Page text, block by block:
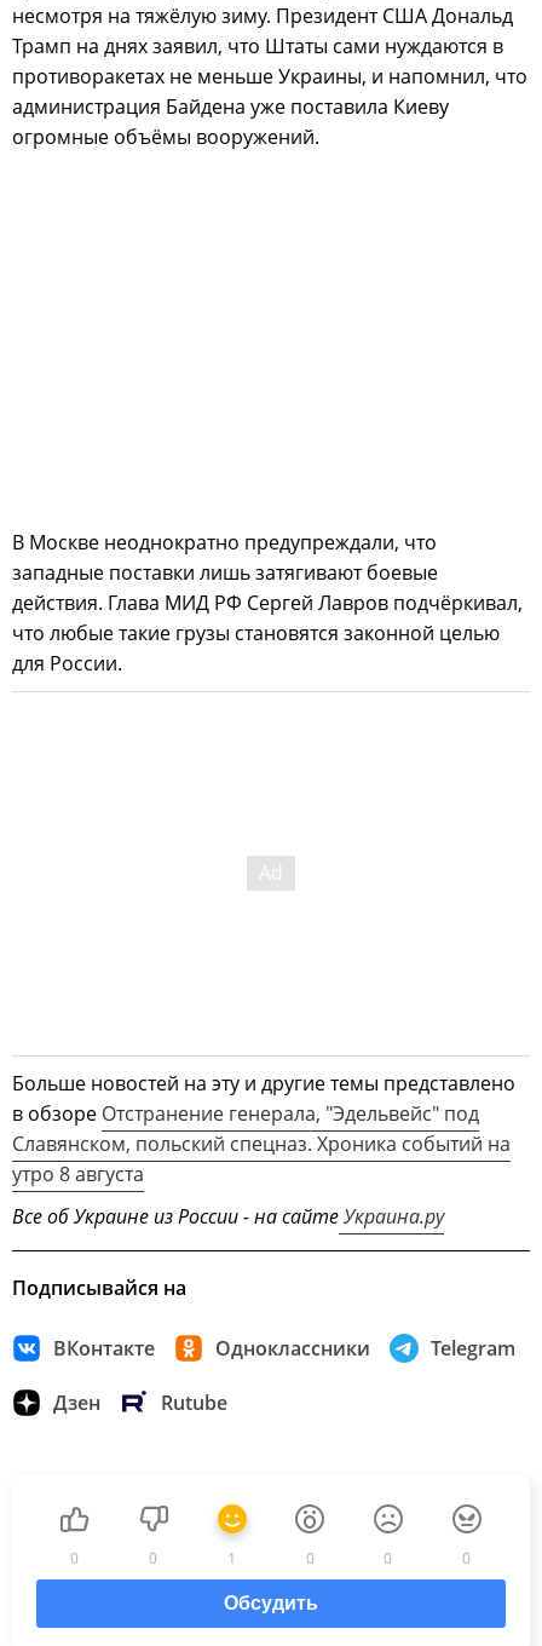
несмотря на тяжёлую зиму. Президент США Дональд
Трамп на днях заявил, что Штаты сами нуждаются в
противоракетах не меньше Украины, и напомнил, что
администрация Байдена уже поставила Киеву
огромные объёмы вооружений.
В Москве неоднократно предупреждали, что
западные поставки лишь затягивают боевые
действия. Глава МИД РФ Сергей Лавров подчёркивал,
что любые такие грузы становятся законной целью
для России.
Больше новостей на эту и другие темы представлено
в обзоре Отстранение генерала, "Эдельвейс" под
Славянском, польский спецназ. Хроника событий на
утро 8 августа
Все об Украине из России - на сайтеУкраина.ру
Подписывайся на
ВКонтакте Одноклассники Telegram
Дзен Rutube
0 0 1 0 0 0
Обсудить